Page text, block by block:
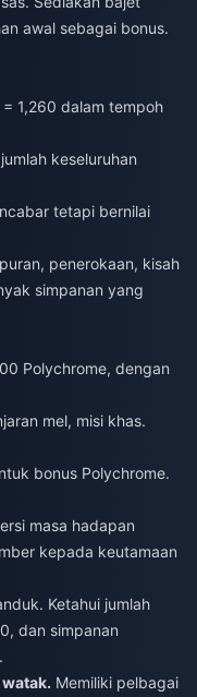
awal sebagai bonus.
1,260 dalam tempoh
keseluruhan
tetapi bernilai
penerokaan, kisah
simpanan yang
Polychrome, dengan
mel, misi khas.
bonus Polychrome.
masa hadapan
kepada keutamaan
Ketahui jumlah
dan simpanan
Memiliki pelbagai